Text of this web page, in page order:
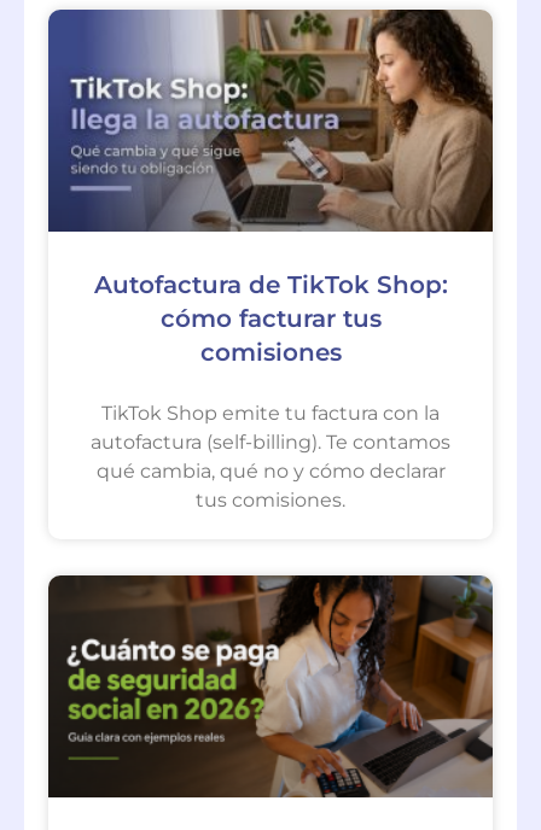
Autofactura de TikTok Shop:
cómo facturar tus
comisiones
TikTok Shop emite tu factura con la
autofactura (self-billing). Te contamos
qué cambia, qué no y cómo declarar
tus comisiones.